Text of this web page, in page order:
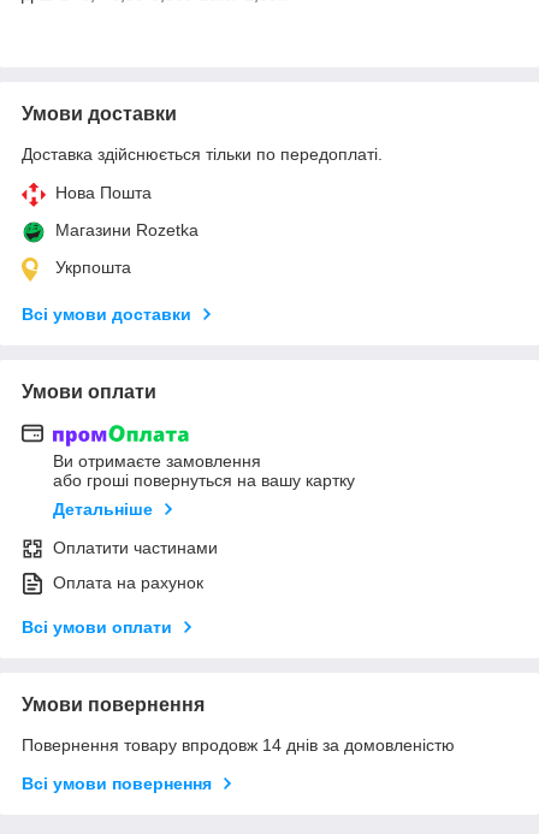
Умови доставки
Доставка здійснюється тільки по передоплаті.
Нова Пошта
Магазини Rozetka
Укрпошта
Всі умови доставки
Умови оплати
Ви отримаєте замовлення
або гроші повернуться на вашу картку
Детальніше
Оплатити частинами
Оплата на рахунок
Всі умови оплати
Умови повернення
Повернення товару впродовж 14 днів за домовленістю
Всі умови повернення